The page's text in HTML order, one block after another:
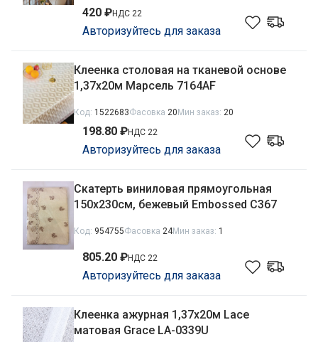
420 ₽НДС 22
Авторизуйтесь для заказа
Клеенка столовая на тканевой основе
1,37х20м Марсель 7164AF
Код: 1522683Фасовка 20 Мин заказ: 20
198.80 ₽НДС 22
Авторизуйтесь для заказа
Скатерть виниловая прямоугольная
150х230см, бежевый Embossed С367
Код: 954755Фасовка 24Мин заказ: 1
805.20 ₽НДС 22
Авторизуйтесь для заказа
Клеенка ажурная 1,37х20м Lace
матовая Grace LA-0339U